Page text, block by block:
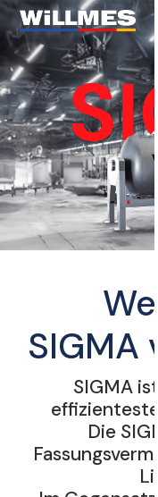
SIGMA
SIGMA
Die